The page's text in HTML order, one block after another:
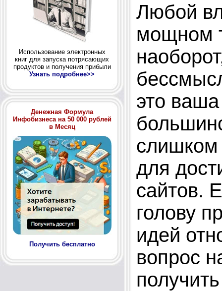
Использование электронных
книг для запуска потрясающих
продуктов и получения прибыли
Узнать подробнее>>
Денежная Формула
Инфобизнеса на 50 000 рублей
в Месяц
Получить бесплатно
Любой
мощном
это
слишком
для
сайтов.
голову
идей
вопрос